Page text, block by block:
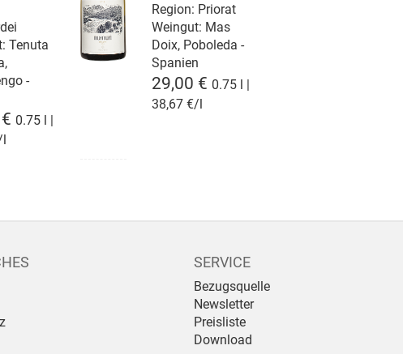
Tenuta
-
0.75 l |
l
Weingut: Mas
Doix, Poboleda -
Spanien
Region: Priorat
29,00 € 0.75 l |
38,67 €/l
SERVICE
Bezugsquelle
Newsletter
Preisliste
Download